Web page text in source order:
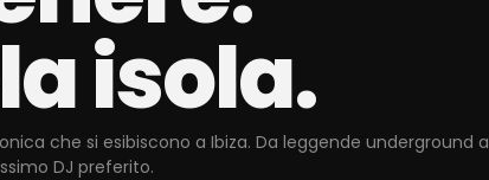
isola.
che si esibiscono a Ibiza. Da leggende underground a
DJ preferito.